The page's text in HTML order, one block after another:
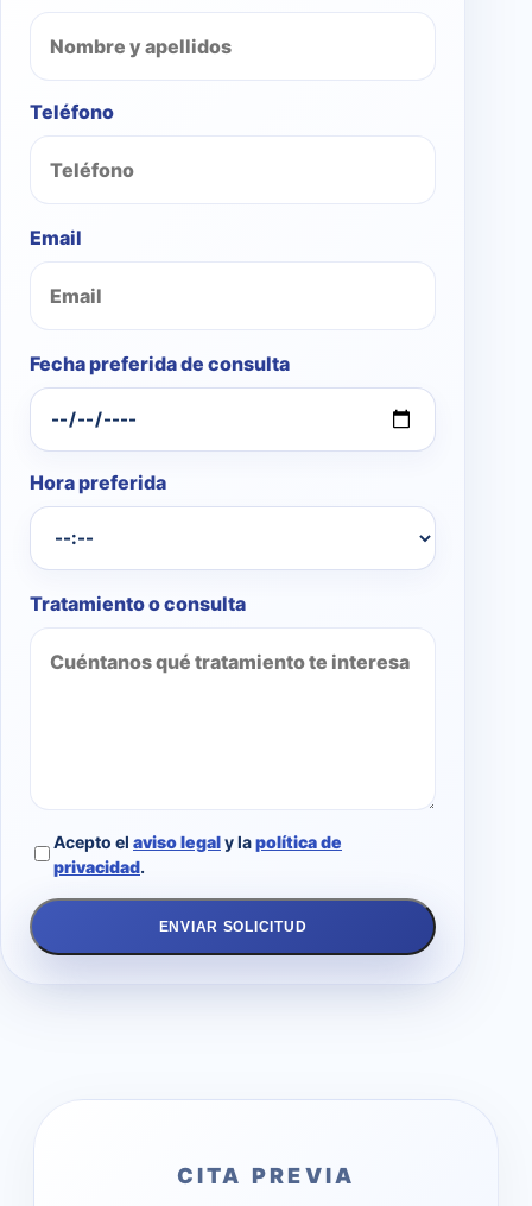
Teléfono
Email
Fecha preferida de consulta
Hora preferida
Tratamiento o consulta
Acepto el aviso legaly lapolítica de
privacidad.
ENVIAR SOLICITUD
CITA PREVIA